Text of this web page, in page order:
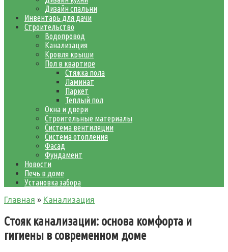
Дизайн спальни
Инвентарь для дачи
Строительство
Водопровод
Канализация
Кровля крыши
Пол в квартире
Стяжка пола
Ламинат
Паркет
Теплый пол
Окна и двери
Строительные материалы
Система вентиляции
Система отопления
Фасад
Фундамент
Новости
Печь в доме
Установка забора
Главная » Канализация
Стояк канализации: основа комфорта и
гигиены в современном доме